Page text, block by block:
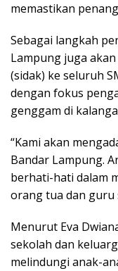
memastikan
Sebagai langkah
Lampung juga
(sidak) ke seluruh
dengan fokus
genggam di
“Kami akan
Bandar Lampung.
berhati-hati dalam
orang tua dan guru
Menurut Eva
sekolah dan
melindungi anak-